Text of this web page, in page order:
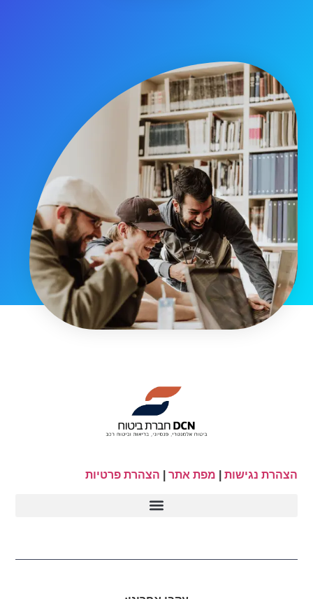
הצהרת נגישות מפת אתר הצהרת פרטיות